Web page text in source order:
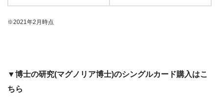
※2021年2月時点
▼博士の研究(マグノリア博士)のシングルカード購入はこ
ちら